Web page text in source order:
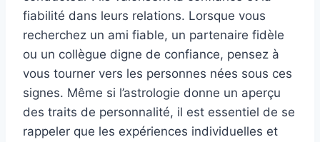
fiabilité dans leurs relations. Lorsque vous
recherchez un ami fiable, un partenaire fidèle
ou un collègue digne de confiance, pensez à
vous tourner vers les personnes nées sous ces
signes. Même si l’astrologie donne un aperçu
des traits de personnalité, il est essentiel de se
rappeler que les expériences individuelles et